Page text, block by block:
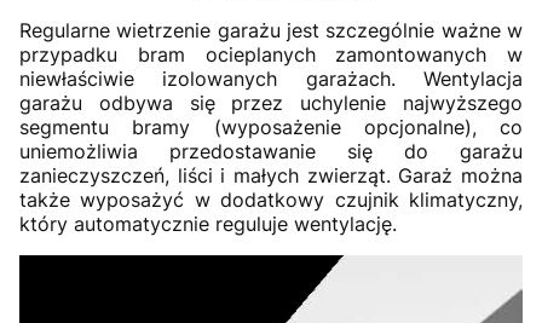
Regularne wietrzenie garażu jest szczególnie ważne w
przypadku bram ocieplanych zamontowanych w
niewłaściwie izolowanych garażach. Wentylacja
garażu odbywa się przez uchylenie najwyższego
segmentu bramy (wyposażenie opcjonalne), co
uniemożliwia przedostawanie się do garażu
zanieczyszczeń, liści i małych zwierząt. Garaż można
także wyposażyć w dodatkowy czujnik klimatyczny,
który automatycznie reguluje wentylację.